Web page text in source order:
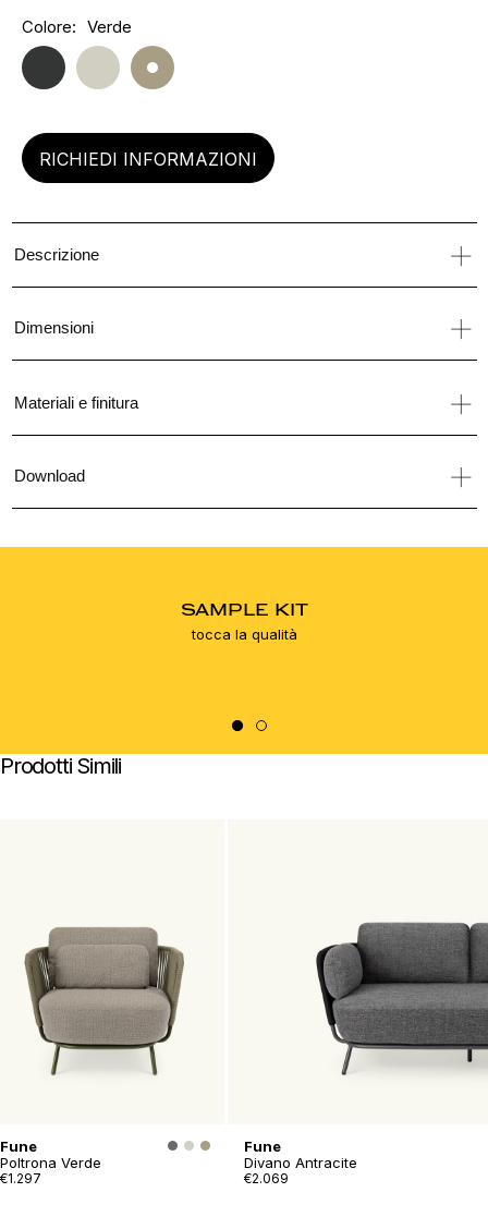
Hurry
up!
only
left
Disponibilità
attuale:
Colore: Verde
RICHIEDI INFORMAZIONI
Descrizione
Dimensioni
Materiali e finitura
Download
SAMPLE KIT
tocca la qualità
Prodotti Simili
Fune
Poltrona Verde
€1.297
Fune
Divano Antracite
€2.069